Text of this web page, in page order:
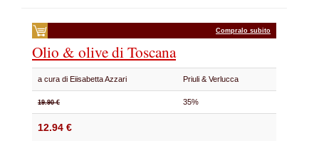
Compralo subito
Olio & olive di Toscana
a cura di Eiisabetta Azzari Priuli & Verlucca
19.90 € 35%
12.94 €